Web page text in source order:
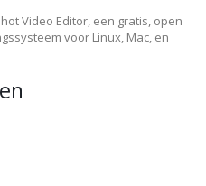
Video Editor, een gratis, open
voor Linux, Mac, en